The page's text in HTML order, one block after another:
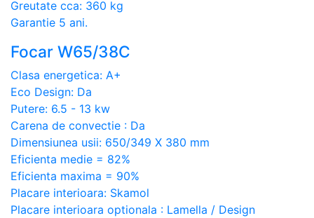
Greutate cca: 360 kg
Garantie 5 ani.
Focar W65/38C
Clasa energetica: A+
Eco Design: Da
Putere: 6.5 - 13 kw
Carena de convectie : Da
Dimensiunea usii: 650/349 X 380 mm
Eficienta medie = 82%
Eficienta maxima = 90%
Placare interioara: Skamol
Placare interioara optionala : Lamella / Design